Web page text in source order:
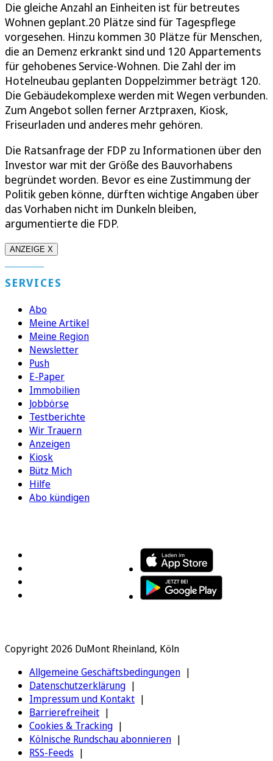
Die gleiche Anzahl an Einheiten ist für betreutes
Wohnen geplant.20 Plätze sind für Tagespflege
vorgesehen. Hinzu kommen 30 Plätze für Menschen,
die an Demenz erkrankt sind und 120 Appartements
für gehobenes Service-Wohnen. Die Zahl der im
Hotelneubau geplanten Doppelzimmer beträgt 120.
Die Gebäudekomplexe werden mit Wegen verbunden.
Zum Angebot sollen ferner Arztpraxen, Kiosk,
Friseurladen und anderes mehr gehören.
Die Ratsanfrage der FDP zu Informationen über den
Investor war mit der Größe des Bauvorhabens
begründet worden. Bevor es eine Zustimmung der
Politik geben könne, dürften wichtige Angaben über
das Vorhaben nicht im Dunkeln bleiben,
argumentierte die FDP.
ANZEIGE X
SERVICES
Abo
Meine Artikel
Meine Region
Newsletter
Push
E-Paper
Immobilien
Jobbörse
Testberichte
Wir Trauern
Anzeigen
Kiosk
Bütz Mich
Hilfe
Abo kündigen
Copyright 2026 DuMont Rheinland, Köln
Allgemeine Geschäftsbedingungen
Datenschutzerklärung
Impressum und Kontakt
Barrierefreiheit
Cookies & Tracking
Kölnische Rundschau abonnieren
RSS-Feeds